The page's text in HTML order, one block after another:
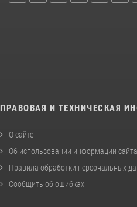
ПРАВОВАЯ И ТЕХНИЧЕСКАЯ
О сайте
Об использовании информации сайта
Правила обработки персональных
Сообщить об ошибках